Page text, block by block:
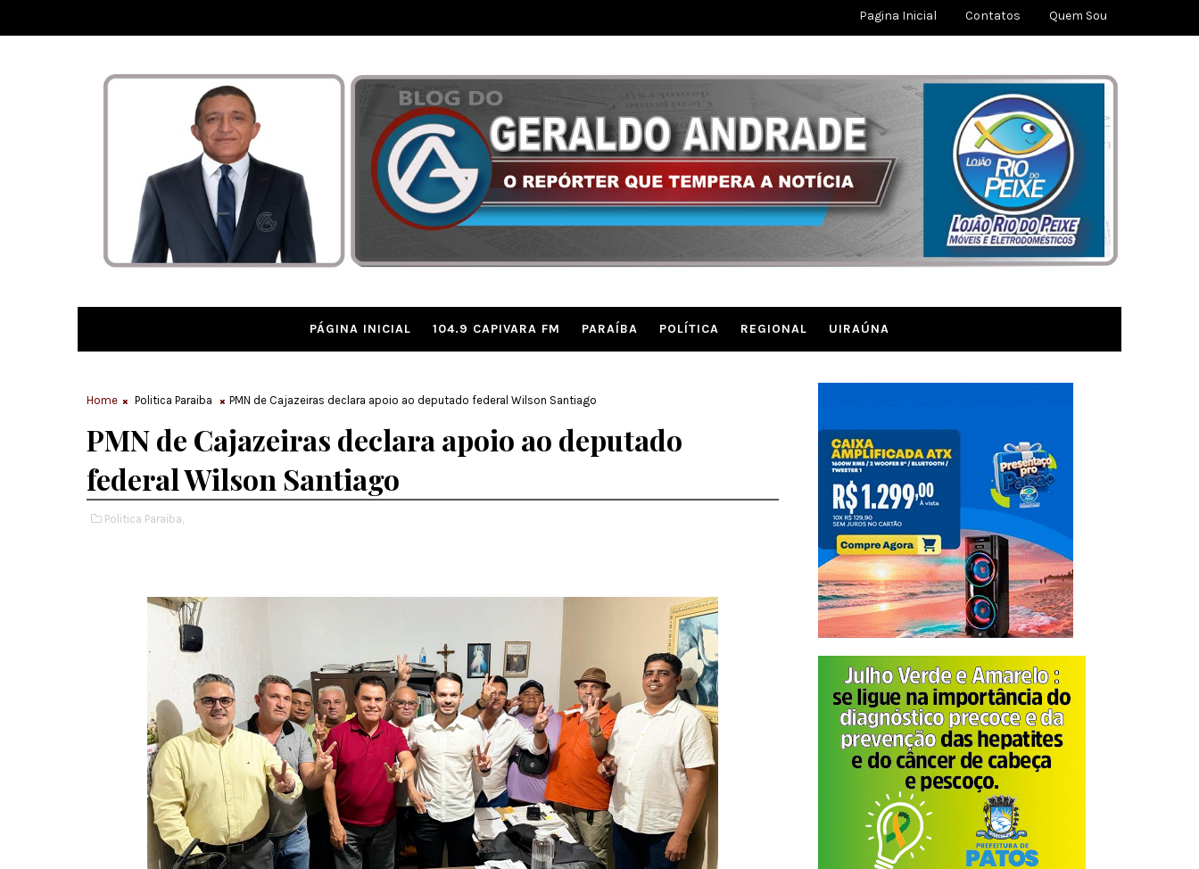
Pagina Inicial Contatos Quem Sou
PÁGINA INICIAL 104.9 CAPIVARA FM PARAÍBA POLÍTICA REGIONAL UIRAÚNA
Home Politica Paraiba PMN de Cajazeiras declara apoio ao deputado federal Wilson Santiago
PMN de Cajazeiras declara apoio ao deputado
federal Wilson Santiago
Politica Paraiba,